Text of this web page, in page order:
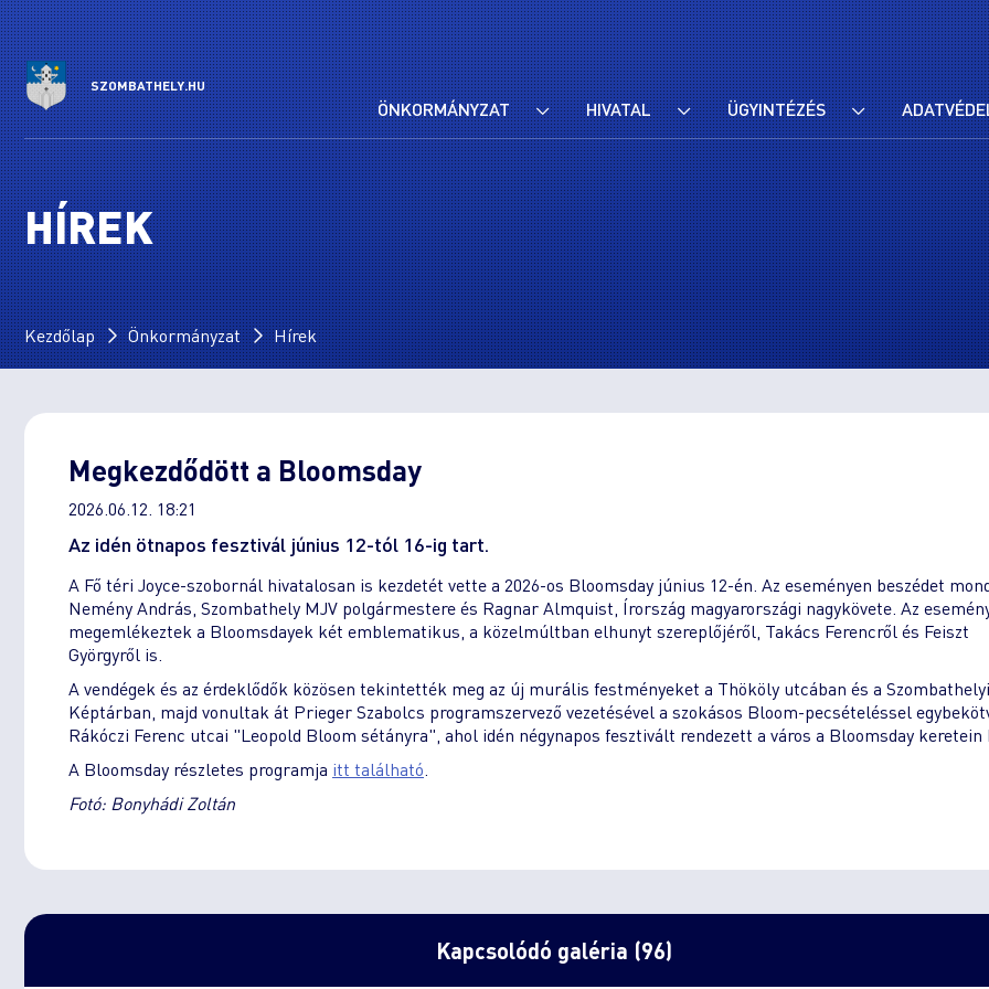
SZOMBATHELY.HU
ÖNKORMÁNYZAT HIVATAL ÜGYINTÉZÉS
HÍREK
Kezdőlap Önkormányzat Hírek
Megkezdődött a Bloomsday
2026.06.12. 18:21
Az idén ötnapos fesztivál június 12-tól 16-ig tart.
A Fő téri Joyce-szobornál hivatalosan is kezdetét vette a 2026-os Bloomsday június 12-én. Az eseményen beszédet
Nemény András, Szombathely MJV polgármestere és Ragnar Almquist, Írország magyarországi nagykövete. Az
megemlékeztek a Bloomsdayek két emblematikus, a közelmúltban elhunyt szereplőjéről, Takács Ferencről és Feiszt
Györgyről is.
A vendégek és az érdeklődők közösen tekintették meg az új murális festményeket a Thököly utcában és a Szombathelyi
Képtárban, majd vonultak át Prieger Szabolcs programszervező vezetésével a szokásos Bloom-pecsételéssel
Rákóczi Ferenc utcai "Leopold Bloom sétányra", ahol idén négynapos fesztivált rendezett a város a Bloomsday
A Bloomsday részletes programja itt található
Fotó: Bonyhádi Zoltán
Kapcsolódó galéria (96)